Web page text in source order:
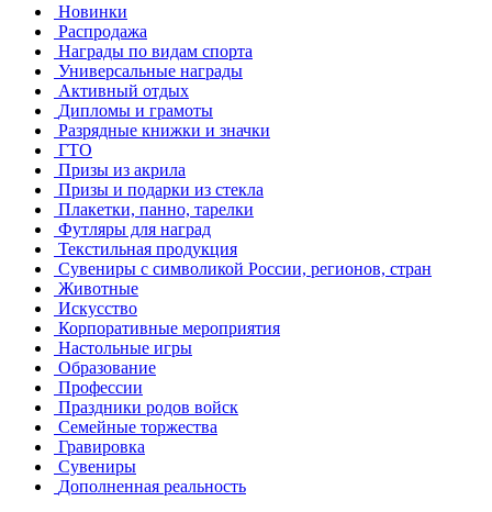
Новинки
Распродажа
Награды по видам спорта
Универсальные награды
Активный отдых
Дипломы и грамоты
Разрядные книжки и значки
ГТО
Призы из акрила
Призы и подарки из стекла
Плакетки, панно, тарелки
Футляры для наград
Текстильная продукция
Сувениры с символикой России, регионов, стран
Животные
Искусство
Корпоративные мероприятия
Настольные игры
Образование
Профессии
Праздники родов войск
Семейные торжества
Гравировка
Сувениры
Дополненная реальность